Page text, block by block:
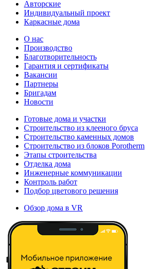
Авторские
Индивидуальный проект
Каркасные дома
О нас
Производство
Благотворительность
Гарантия и сертификаты
Вакансии
Партнеры
Бригадам
Новости
Готовые дома и участки
Строительство из клееного бруса
Строительство каменных домов
Строительство из блоков Porotherm
Этапы строительства
Отделка дома
Инженерные коммуникации
Контроль работ
Подбор цветового решения
Обзор дома в VR